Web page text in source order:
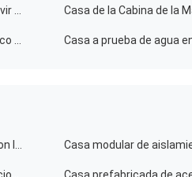
Casa de la Cabina de la
Casa a prueba de agua